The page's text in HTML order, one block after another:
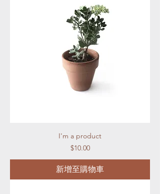
I'm a product
價格
$10.00
新增至購物車